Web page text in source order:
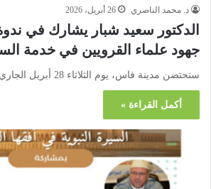
د. محمد الناصري 26 أبريل، 2026
الدكتور سعيد شبار يشارك في
جهود علماء القرويين في خدمة
أكمل القراءة »